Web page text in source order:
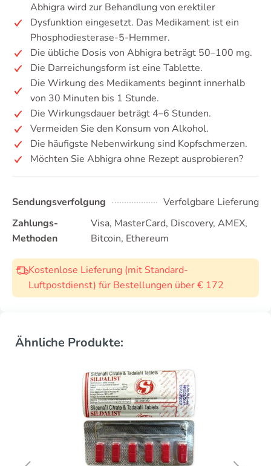
Abhigra wird zur Behandlung von erektiler
Dysfunktion eingesetzt. Das Medikament ist ein
Phosphodiesterase-5-Hemmer.
Die übliche Dosis von Abhigra beträgt 50–100 mg.
Die Darreichungsform ist eine Tablette.
Die Wirkung des Medikaments beginnt innerhalb
von 30 Minuten bis 1 Stunde.
Die Wirkungsdauer beträgt 4–6 Stunden.
Vermeiden Sie den Konsum von Alkohol.
Die häufigste Nebenwirkung sind Kopfschmerzen.
Möchten Sie Abhigra ohne Rezept ausprobieren?
Sendungsverfolgung
Verfolgbare Lieferung
Zahlungs-
Methoden
Visa, MasterCard, Discovery, AMEX,
Bitcoin, Ethereum
Kostenlose Lieferung (mit Standard-
Luftpostdienst) für Bestellungen über € 172
Ähnliche Produkte: